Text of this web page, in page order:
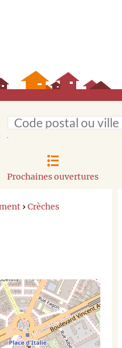
Prochaines ouvertures
› Crèches